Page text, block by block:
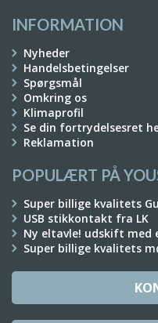
INFORMATION
Nyheder
Handelsbetingelser
Spørgsmål
Omkring os
Klimaprofil
Se din fortrydelsesret
Reklamation
POPULÆRT PÅ
Super billige kvalitets
USB stikkontakt fra LK
Ny eltavle! udskift
Super billige kvalitets